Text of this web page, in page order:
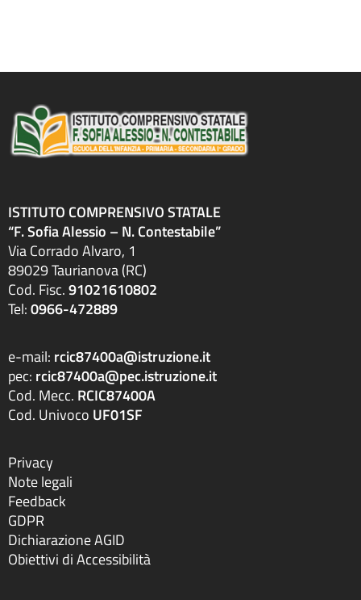
ISTITUTO COMPRENSIVO STATALE
“F. Sofia Alessio – N. Contestabile”
Via Corrado Alvaro, 1
89029 Taurianova (RC)
Cod. Fisc.91021610802
Tel:0966-472889
e-mail: rcic87400a@istruzione.it
pec: rcic87400a@pec.istruzione.it
Cod. Mecc. RCIC87400A
Cod. Univoco UF01SF
Privacy
Note legali
Feedback
GDPR
Dichiarazione AGID
Obiettivi di Accessibilità